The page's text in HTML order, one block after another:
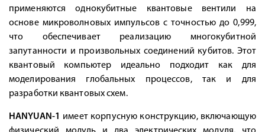
применяются однокубитные квантовые вентили на
основе микроволновых импульсов с точностью до 0,999,
что обеспечивает реализацию многокубитной
запутанности и произвольных соединений кубитов. Этот
квантовый компьютер идеально подходит как для
моделирования глобальных процессов, так и для
разработки квантовых схем.
HANYUAN-1
имеет корпусную конструкцию, включающую